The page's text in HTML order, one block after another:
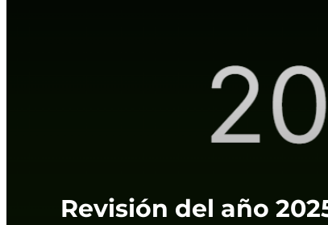
Revisión del año